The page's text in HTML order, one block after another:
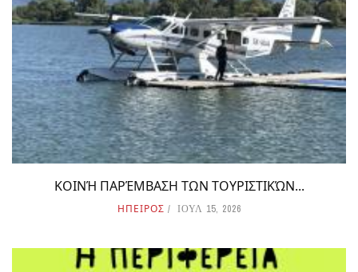
ΚΟΙΝΉ ΠΑΡΈΜΒΑΣΗ ΤΩΝ ΤΟΥΡΙΣΤΙΚΏΝ...
ΗΠΕΙΡΟΣ ΙΟΥΛ 15, 2026